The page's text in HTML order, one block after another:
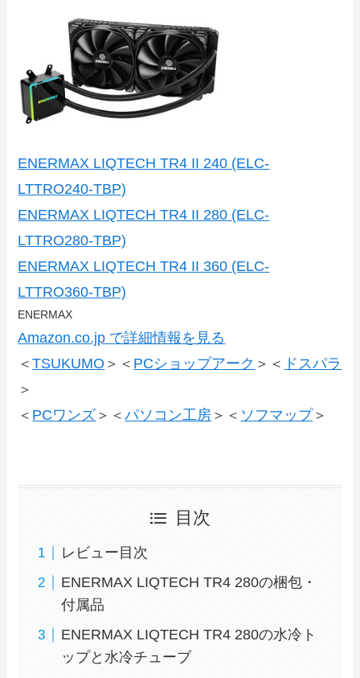
ENERMAX LIQTECH TR4 II 240 (ELC-
LTTRO240-TB​P)
ENERMAX LIQTECH TR4 II 280 (ELC-
LTTRO280-TB​P)
ENERMAX LIQTECH TR4 II 360 (ELC-
LTTRO360-TB​P)
ENERMAX
Amazon.co.jp で詳細情報を見る
＜TSUKUMO ＞＜ PCショップアーク ＞＜ ドスパラ
＞
＜ PCワンズ ＞＜パソコン工房 ＞＜ ソフマップ＞
目次
レビュー目次
ENERMAX LIQTECH TR4 280の梱包・
付属品
ENERMAX LIQTECH TR4 280の水冷ト
ップと水冷チューブ